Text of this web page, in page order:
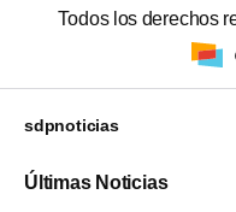
Todos los derechos
sdpnoticias
Últimas Noticias